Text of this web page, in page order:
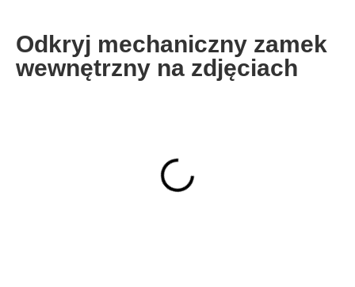
Odkryj mechaniczny zamek
wewnętrzny na zdjęciach